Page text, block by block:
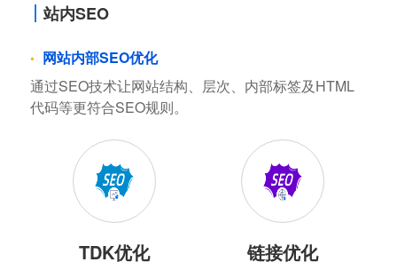
站内SEO
网站内部SEO优化
通过SEO技术让网站结构、层次、内部标签及HTML
代码等更符合SEO规则。
TDK优化 链接优化